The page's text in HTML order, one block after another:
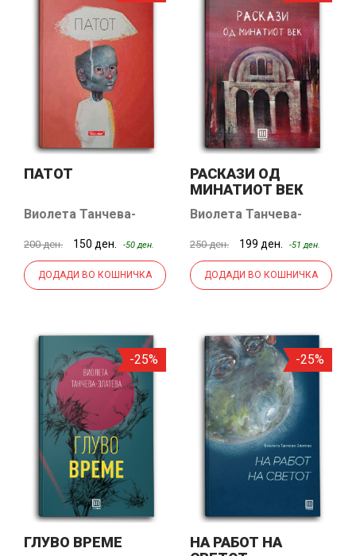
ПАТОТ
Виолета Танчева-
200 ден. 150 ден. -50 ден.
ДОДАДИ ВО КОШНИЧКА
РАСКАЗИ ОД
МИНАТИОТ ВЕК
Виолета Танчева-
250 ден. 199 ден. -51 ден.
ДОДАДИ ВО КОШНИЧКА
-25%
ГЛУВО ВРЕМЕ
-25%
НА РАБОТ НА